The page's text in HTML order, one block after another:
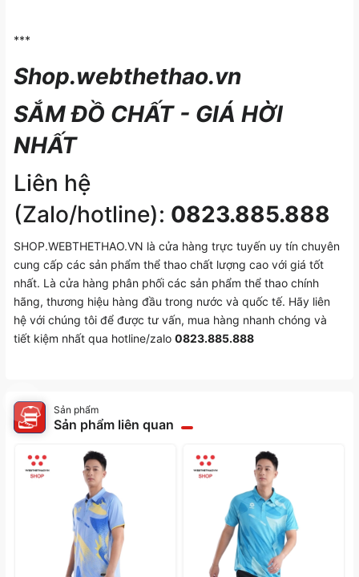
***
Shop.webthethao.vn
SẮM ĐỒ CHẤT - GIÁ HỜI
NHẤT
Liên hệ
(Zalo/hotline): 0823.885.888
SHOP.WEBTHETHAO.VN là cửa hàng trực tuyến uy tín chuyên
cung cấp các sản phẩm thể thao chất lượng cao với giá tốt
nhất. Là cửa hàng phân phối các sản phẩm thể thao chính
hãng, thương hiệu hàng đầu trong nước và quốc tế. Hãy liên
hệ với chúng tôi để được tư vấn, mua hàng nhanh chóng và
tiết kiệm nhất qua hotline/zalo 0823.885.888
Sản phẩm
Sản phẩm liên quan